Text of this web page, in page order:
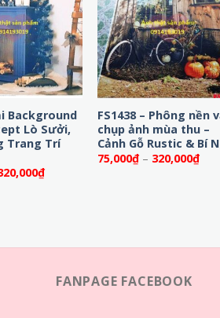
Background
Lò Sưởi,
Trang Trí
₫Khoảng
giá:
FS1438 – Phông nền
chụp ảnh mùa thu –
Cảnh Gỗ Rustic & Bí
75,000₫ – 320,000₫
FANPAGE FACEBOOK